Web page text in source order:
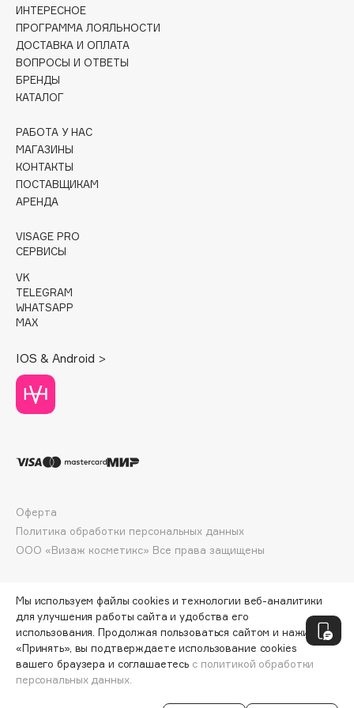
Collagenina
Consly
Corimo
CosRX
Cottolina
Curaprox
d'Alba
DABO
DARLING*
Darphin
Deonica
Dessange
Dior
Dolce & Gabbana
DP Daily Perfection
Dr. Vranjes Firenze
DSD de Luxe
Dyson
СООБЩИТЬ О ПОСТУПЛЕНИИ
ИНТЕРЕСНОЕ
ПРОГРАММА ЛОЯЛЬНОСТИ
ДОСТАВКА И ОПЛАТА
ВОПРОСЫ И ОТВЕТЫ
БРЕНДЫ
КАТАЛОГ
РАБОТА У НАС
МАГАЗИНЫ
КОНТАКТЫ
ПОСТАВЩИКАМ
АРЕНДА
VISAGE PRO
СЕРВИСЫ
VK
TELEGRAM
WHATSAPP
MAX
IOS & Android >
ООО «Визаж косметикс» Все права защищены
Оферта
Политика обработки персональных данных
Мы используем файлы cookies и технологии веб-аналитики
для улучшения работы сайта и удобства его
использования. Продолжая пользоваться сайтом и нажимая
«Принять», вы подтверждаете использование cookies
вашего браузера и соглашаетесь с политикой обработки
персональных данных.